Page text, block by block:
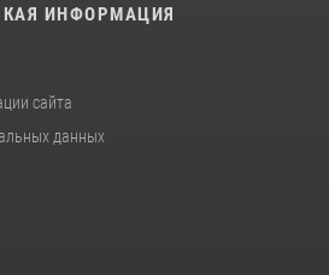
ИНФОРМАЦИЯ
сайта
данных